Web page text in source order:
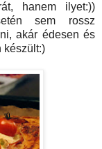
hanem ilyet:))
sem rossz
akár édesen és
készült:)